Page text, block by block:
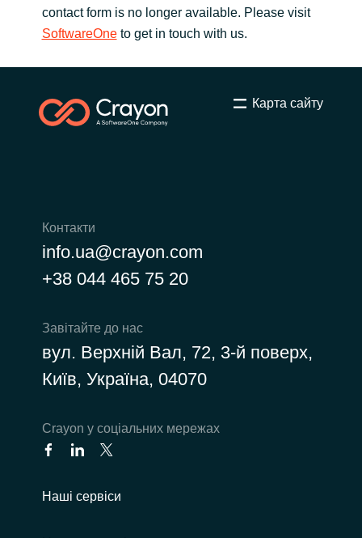
Switzerland
contact form is no longer available. Please visit
SoftwareOneto get in touch with us.
Карта сайту
Контакти
info.ua@crayon.com
+38 044 465 75 20
Завітайте до нас
вул. Верхній Вал, 72, 3-й поверх,
Київ, Україна, 04070
Сrayon у соціальних мережах
Наші сервіси